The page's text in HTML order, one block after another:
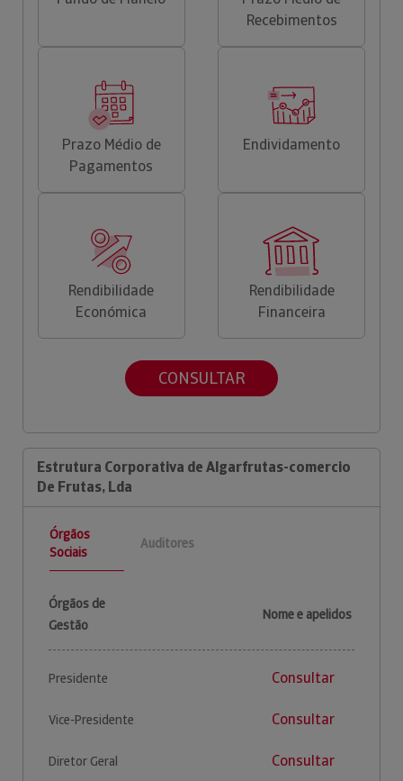
Recebimentos
Prazo Médio de
Pagamentos
Endividamento
Rendibilidade
Económica
Rendibilidade
Financeira
CONSULTAR
Estrutura Corporativa de Algarfrutas-comercio
De Frutas, Lda
Órgãos
Sociais
Auditores
Órgãos de
Gestão
Nome e apelidos
Presidente Consultar
Vice-Presidente Consultar
Diretor Geral Consultar